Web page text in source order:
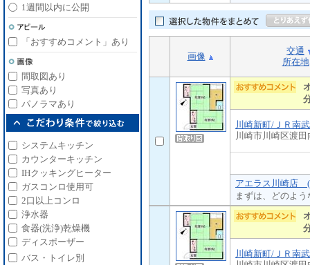
画像
交通
所在地
川崎新町/ＪＲ南
川崎市川崎区渡田
アエラス川崎店 (
まずは、どのよ
川崎新町/ＪＲ南
1週間以内に公開
「おすすめコメント」あり
間取図あり
写真あり
パノラマあり
システムキッチン
カウンターキッチン
IHクッキングヒーター
ガスコンロ使用可
2口以上コンロ
浄水器
食器(洗浄)乾燥機
ディスポーザー
バス・トイレ別